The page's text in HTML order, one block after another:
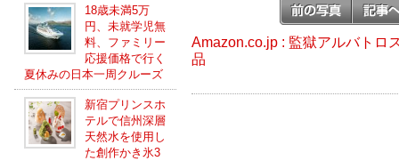
18歳未満5万
円、未就学児無
料、ファミリー
応援価格で行く
夏休みの日本一周クルーズ
新宿プリンスホ
テルで信州深層
天然水を使用し
た創作かき氷3
Amazon.co.jp : 監獄アルバトロ
品